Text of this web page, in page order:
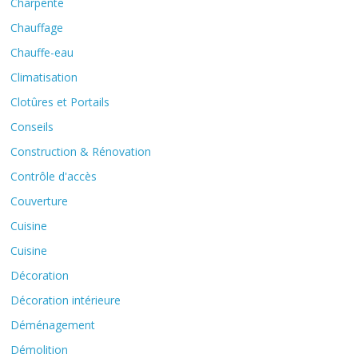
Chauffage
Chauffe-eau
Climatisation
Clotûres et Portails
Conseils
Construction & Rénovation
Contrôle d'accès
Couverture
Cuisine
Cuisine
Décoration
Décoration intérieure
Déménagement
Démolition